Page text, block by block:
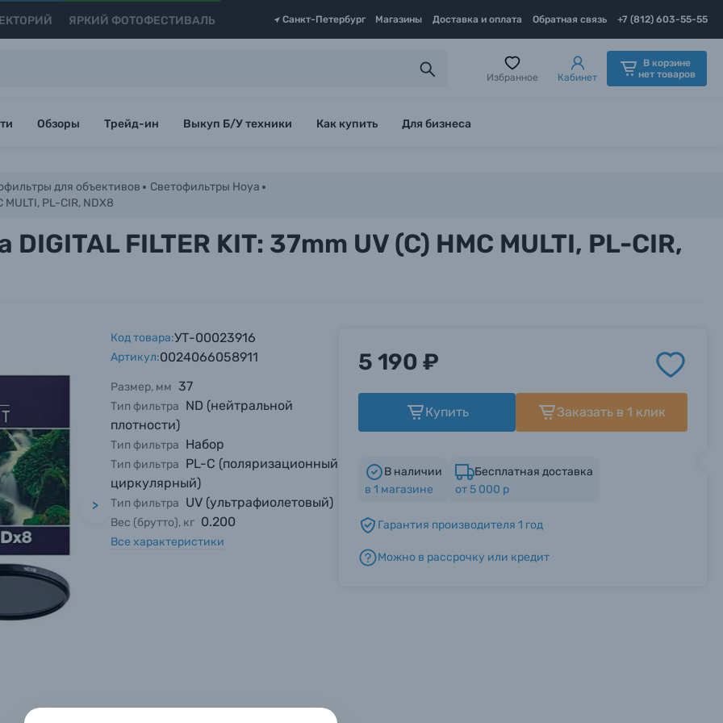
ЯРКИЙ ФОТОФЕСТИВАЛЬ Санкт-Петербург Магазины Доставка и оплата Обратная связь +7 (812) 603-55-55
вопросы?
вопросы?
Избранное Кабинет
В корзине
нет товаров
Обзоры Трейд-ин Выкуп Б/У техники Как купить Для бизнеса
для объективов
Светофильтры Hoya
PL-CIR, NDX8
FILTER KIT: 37mm UV (C) HMC MULTI, PL-CIR,
>
Код товара:УТ-00023916
Артикул:0024066058911
Размер, мм 37
Тип фильтра ND (нейтральной
плотности)
Тип фильтра Набор
Тип фильтра PL-C (поляризационный
циркулярный)
Тип фильтра UV (ультрафиолетовый)
Вес (брутто), кг 0.200
Все характеристики
5 190 ₽
Купить Заказать в 1 клик
В наличии
в 1 магазине
Бесплатная доставка
от 5 000 р
Гарантия производителя 1 год
Можно в рассрочку или кредит
вопросы?